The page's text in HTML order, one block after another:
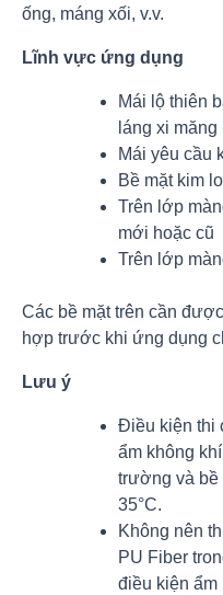
ống, máng xối, v.v.
Lĩnh vực ứng dụng
Mái lộ thiên
láng xi măng
Mái yêu cầu
Bề mặt kim
Trên lớp
mới hoặc cũ
Trên lớp
Các bề mặt trên cần
hợp trước khi ứng dụng
Lưu ý
Điều kiện thi
ẩm không
trường và bề
35°C.
Không nên
PU Fiber
điều kiện